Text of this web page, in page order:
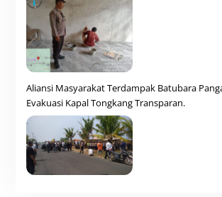
Aliansi Masyarakat Terdampak Batubara
Evakuasi Kapal Tongkang Transparan.